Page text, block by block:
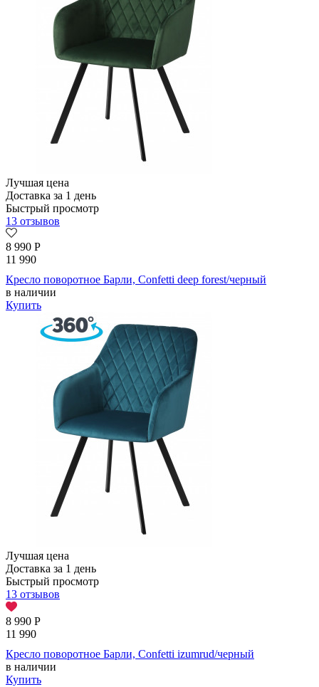
Лучшая цена
Доставка за 1 день
Быстрый просмотр
13 отзывов
8 990 Р
11 990
Кресло поворотное Барли, Confetti deep forest/черный
в наличии
Купить
Лучшая цена
Доставка за 1 день
Быстрый просмотр
13 отзывов
8 990 Р
11 990
Кресло поворотное Барли, Confetti izumrud/черный
в наличии
Купить